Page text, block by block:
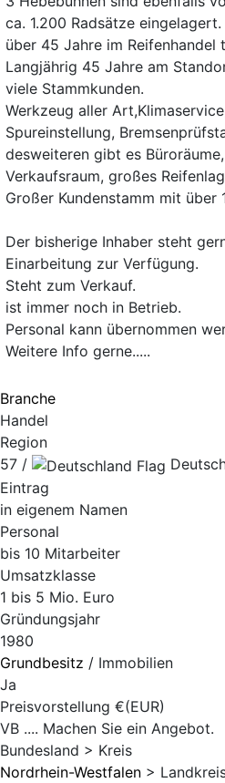
ca. 1.200 Radsätze eingelagert.
über 45 Jahre im Reifenhandel
Langjährig 45 Jahre am
viele Stammkunden.
Werkzeug aller
Spureinstellung,
desweiteren gibt es
Verkaufsraum, großes
Großer Kundenstamm mit über
Der bisherige Inhaber steht
Einarbeitung zur Verfügung.
Steht zum Verkauf.
ist immer noch in Betrieb.
Personal kann übernommen
Weitere Info gerne.....
Branche
Handel
Region
57 /
Eintrag
in eigenem Namen
Personal
bis 10 Mitarbeiter
Umsatzklasse
1 bis 5 Mio. Euro
Gründungsjahr
1980
Grundbesitz / Immobilien
Ja
Preisvorstellung €(EUR)
VB .... Machen Sie ein Angebot.
Bundesland > Kreis
Nordrhein-Westfalen >